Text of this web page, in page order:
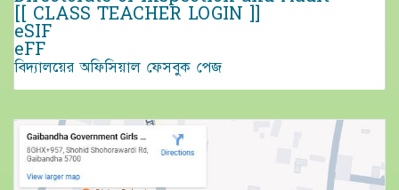
[[ CLASS TEACHER LOGIN ]]
eSIF
eFF
বিদ্যালয়ের অফিসিয়াল ফেসবুক পেজ